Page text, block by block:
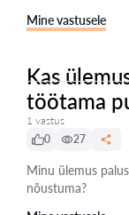
Mine vastusele
Kas
töötama
1 vastus
0
27
Minu ülemus
nõustuma?